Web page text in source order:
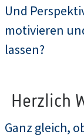
Und
motivieren
lassen?
Herzlich
Ganz gleich,